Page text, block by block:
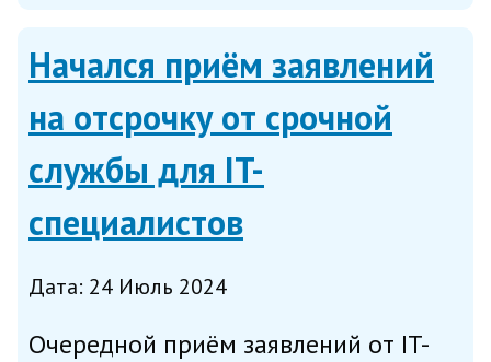
использованием единого...
Начался приём заявлений
на отсрочку от срочной
службы для IT-
специалистов
Дата: 24 Июль 2024
Очередной приём заявлений от IT-